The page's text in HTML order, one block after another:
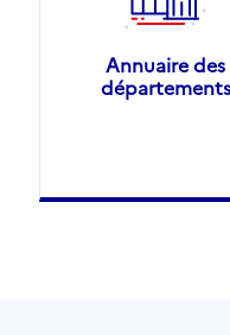
Annuaire des
départements